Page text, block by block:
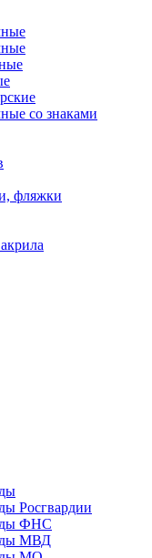
со знаками
фляжки
Росгвардии
ФНС
МВД